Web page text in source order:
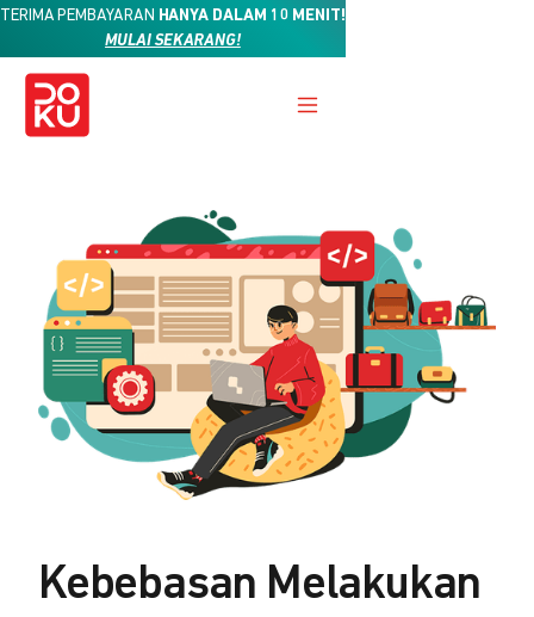
TERIMA PEMBAYARAN HANYA DALAM 10 MENIT!
MULAI SEKARANG!
Kebebasan Melakukan